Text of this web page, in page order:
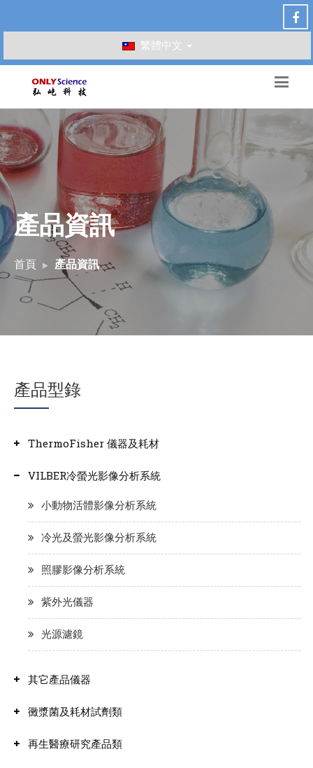
繁體中文
產品資訊
首頁 產品資訊
產品型錄
ThermoFisher 儀器及耗材
VILBER冷螢光影像分析系統
小動物活體影像分析系統
冷光及螢光影像分析系統
照膠影像分析系統
紫外光儀器
光源濾鏡
其它產品儀器
黴漿菌及耗材試劑類
再生醫療研究產品類